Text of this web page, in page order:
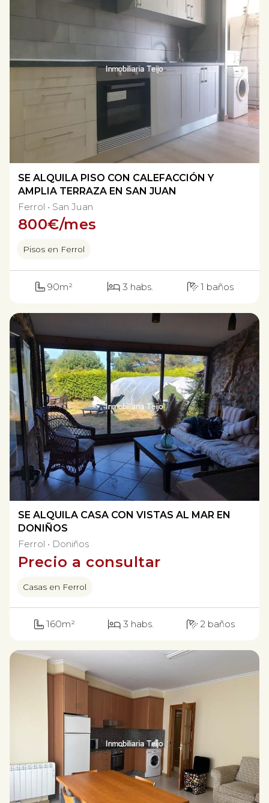
SE ALQUILA PISO CON CALEFACCIÓN Y
AMPLIA TERRAZA EN SAN JUAN
800€/mes
90m² 3 habs. 1 baños
Ferrol San Juan
Pisos en Ferrol
SE ALQUILA CASA CON VISTAS AL MAR EN
DONIÑOS
Precio a consultar
160m² 3 habs. 2 baños
Ferrol Doniños
Casas en Ferrol